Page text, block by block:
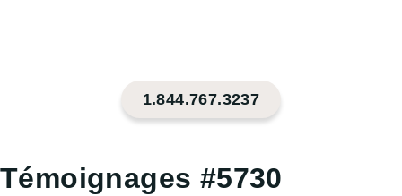
1.844.767.3237
Témoignages #5730